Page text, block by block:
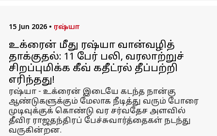
15 Jun 2026 • ரஷ்யா
உக்ரைன் மீது ரஷ்யா வான்வழித்
தாக்குதல்: 11 பேர் பலி, வரலாற்றுச்
சிறப்புமிக்க கீவ் கதீட்ரல் தீப்பற்றி
எரிந்தது!
ரஷ்யா - உக்ரைன் இடையே கடந்த நான்கு
ஆண்டுகளுக்கும் மேலாக நீடித்து வரும் போரை
முடிவுக்குக் கொண்டு வர சர்வதேச அளவில்
தீவிர ராஜதந்திரப் பேச்சுவார்த்தைகள் நடந்து
வருகின்றன.